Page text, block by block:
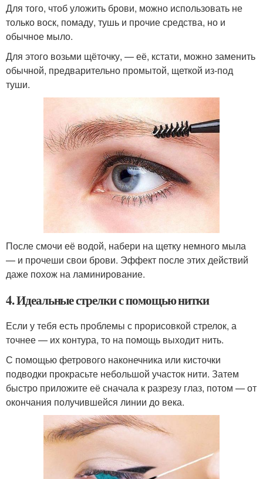
Для того, чтоб уложить брови, можно использовать не
только воск, помаду, тушь и прочие средства, но и
обычное мыло.
Для этого возьми щёточку, — её, кстати, можно заменить
обычной, предварительно промытой, щеткой из-под
туши.
После смочи её водой, набери на щетку немного мыла
— и прочеши свои брови. Эффект после этих действий
даже похож на ламинирование.
4. Идеальные стрелки с помощью нитки
Если у тебя есть проблемы с прорисовкой стрелок, а
точнее — их контура, то на помощь выходит нить.
С помощью фетрового наконечника или кисточки
подводки прокрасьте небольшой участок нити. Затем
быстро приложите её сначала к разрезу глаз, потом — от
окончания получившейся линии до века.